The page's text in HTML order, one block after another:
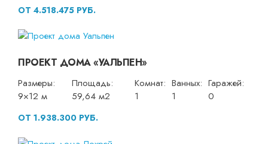
ОТ 4.518.475 РУБ.
ПРОЕКТ ДОМА «УАЛЬПЕН»
Размеры:
9×12 м
Площадь:
59,64 м2
Комнат:
1
Ванных:
1
Гаражей:
0
ОТ 1.938.300 РУБ.